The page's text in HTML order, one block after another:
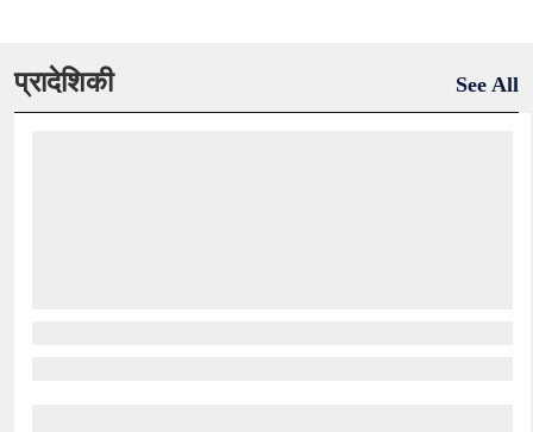
प्रादेशिकी See All